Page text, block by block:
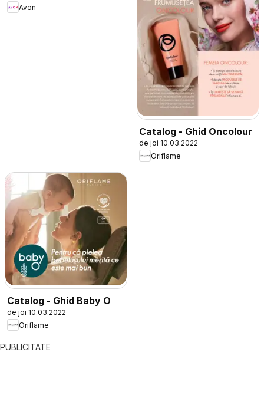
Avon
Catalog - Ghid Oncolour
de joi 10.03.2022
Oriflame
Catalog - Ghid Baby O
de joi 10.03.2022
Oriflame
PUBLICITATE